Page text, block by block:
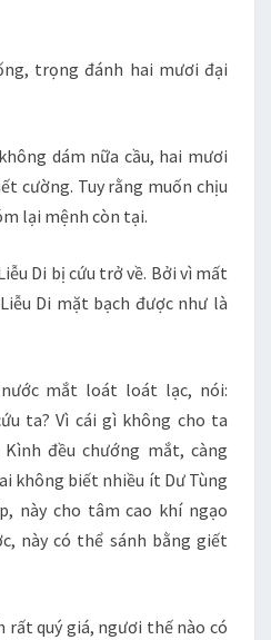
trọng đánh hai mươi đại
dám nữa cầu, hai mươi
cường. Tuy rằng muốn chịu
lại mệnh còn tại.
Di bị cứu trở về. Bởi vì mất
Di mặt bạch được như là
mắt loát loát lạc, nói:
ta? Vì cái gì không cho ta
đều chướng mắt, càng
không biết nhiều ít Dư Tùng
này cho tâm cao khí ngạo
này có thể sánh bằng giết
rất quý giá, ngươi thế nào có